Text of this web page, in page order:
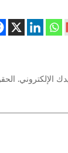
الإلكتروني.